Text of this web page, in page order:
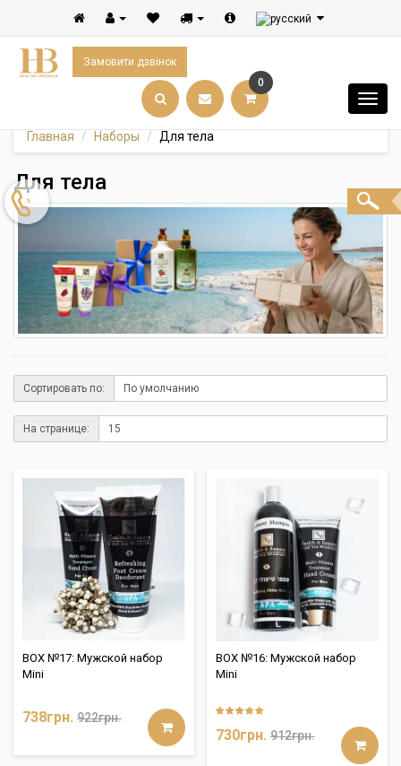
Замовити дзвінок
0
Главная Наборы Для тела
Для тела
Сортировать по:
На странице:
BOX №17: Мужской набор
Mini
738грн. 922грн.
BOX №16: Мужской набор
Mini
730грн. 912грн.